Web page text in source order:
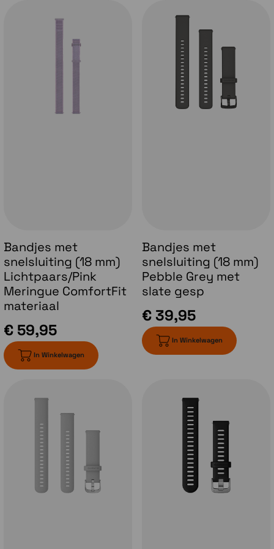
Ontvang een overzicht van je slaap en
trainingsvooruitzichten zodra je wakker wordt -
naast de HRV-status en het weer. Je kunt je
rapport zelfs aanpassen zodat je alleen ziet wat jij
Dagelijkse workout suggesties
Ontvang workouts op maat. Deze worden na elke
hardloopsessie aangepast aan je prestaties en
herstel, evenals de aankomende wedstrijden in je
Garmin Connect™ agenda.
Training readiness
Zodra je wakker wordt, krijg je een
trainingsfitheidscore op basis van onder meer je
slaapkwaliteit, herstel en trainingsbelasting. Zo
Bandjes met
snelsluiting (18 mm)
Lichtpaars/Pink
Meringue ComfortFit
materiaal
€ 59,95
In Winkelwagen
Bandjes met
snelsluiting (18 mm)
Pebble Grey met
slate gesp
€ 39,95
In Winkelwagen